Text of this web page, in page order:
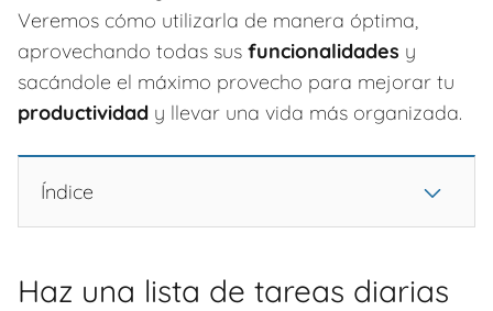
Veremos cómo utilizarla de manera óptima,
aprovechando todas sus funcionalidades y
sacándole el máximo provecho para mejorar tu
productividad y llevar una vida más organizada.
Índice
Haz una lista de tareas diarias